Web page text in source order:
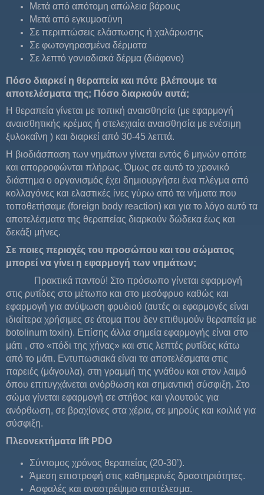
Μετά από απότομη απώλεια βάρους
Μετά από εγκυμοσύνη
Σε περιπτώσεις ελάστωσης ή χαλάρωσης
Σε φωτογηρασμένα δέρματα
Σε λεπτό γονιαδιακά δέρμα (διάφανο)
Πόσο διαρκεί η θεραπεία και πότε βλέπουμε τα
αποτελέσματα της; Πόσο διαρκούν αυτά;
Η θεραπεία γίνεται με τοπική αναισθησία (με εφαρμογή
αναισθητικής κρέμας ή στελεχιαία αναισθησία με ενέσιμη
ξυλοκαΐνη ) και διαρκεί από 30-45 λεπτά.
Η βιοδιάσπαση των νημάτων γίνεται εντός 6 μηνών οπότε
και απορροφώνται πλήρως. Όμως σε αυτό το χρονικό
διάστημα ο οργανισμός έχει δημιουργήσει ένα πλέγμα από
κολλαγόνες και ελαστικές ίνες γύρω από τα νήματα που
τοποθετήσαμε (foreign body reaction) και για το λόγο αυτό τα
αποτελέσματα της θεραπείας διαρκούν δώδεκα έως και
δεκάξι μήνες.
Σε ποιες περιοχές του προσώπου και του σώματος
μπορεί να γίνει η εφαρμογή των νημάτων;
Πρακτικά παντού! Στο πρόσωπο γίνεται εφαρμογή
στις ρυτίδες στο μέτωπο και στο μεσόφρυο καθώς και
εφαρμογή για ανύψωση φρυδιού (αυτές οι εφαρμογές είναι
ιδιαίτερα χρήσιμες σε άτομα που δεν επιθυμούν θεραπεία με
botolinum toxin). Επίσης άλλα σημεία εφαρμογής είναι στο
μάτι , στο «πόδι της χήνας» και στις λεπτές ρυτίδες κάτω
από το μάτι. Εντυπωσιακά είναι τα αποτελέσματα στις
παρειές (μάγουλα), στη γραμμή της γνάθου και στον λαιμό
όπου επιτυγχάνεται ανόρθωση και σημαντική σύσφιξη. Στο
σώμα γίνεται εφαρμογή σε στήθος και γλουτούς για
ανόρθωση, σε βραχίονες στα χέρια, σε μηρούς και κοιλιά για
σύσφιξη.
Πλεονεκτήματα lift PDO
Σύντομος χρόνος θεραπείας (20-30’).
Άμεση επιστροφή στις καθημερινές δραστηριότητες.
Ασφαλές και αναστρέψιμο αποτέλεσμα.